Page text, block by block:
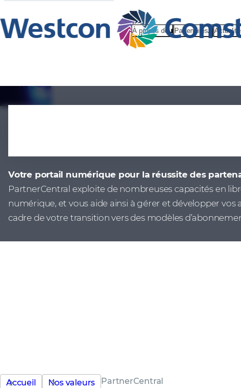
À propos de Partenaires
Votre portail numérique pour la réussite des
PartnerCentral exploite de nombreuses capacités en
numérique, et vous aide ainsi à gérer et développer vos
cadre de votre transition vers des modèles
Accueil Nos valeurs PartnerCentral